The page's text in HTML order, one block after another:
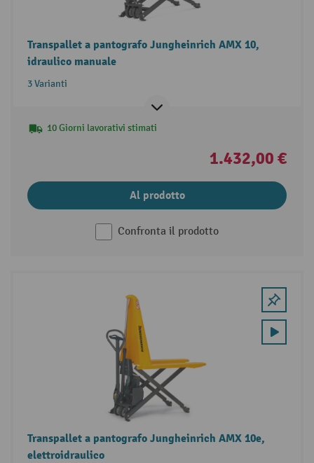
Transpallet a pantografo Jungheinrich AMX 10,
idraulico manuale
3 Varianti
10 Giorni lavorativi stimati
1.432,00 €
Al prodotto
Confronta il prodotto
Transpallet a pantografo Jungheinrich AMX 10e,
elettroidraulico